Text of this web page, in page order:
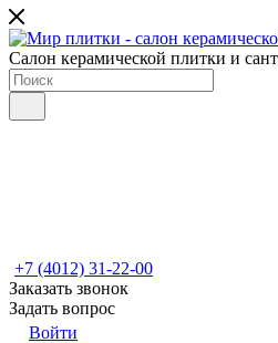
Салон керамической плитки и
+7 (4012) 31-22-00
Заказать звонок
Задать вопрос
Войти